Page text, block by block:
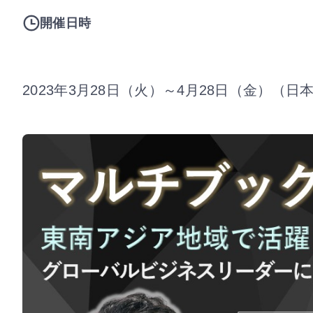
開催日時
2023年3月28日（火）～4月28日（金）（日